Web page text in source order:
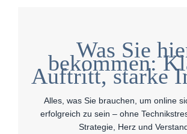
Was Sie
bekommen:
Auftritt, starke
Alles, was Sie brauchen, um online
erfolgreich zu sein – ohne
Strategie, Herz und